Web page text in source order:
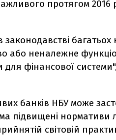
протягом 2016
багатьох
або неналежне
фінансової
банків НБУ може
підвищені нормативи
світовій